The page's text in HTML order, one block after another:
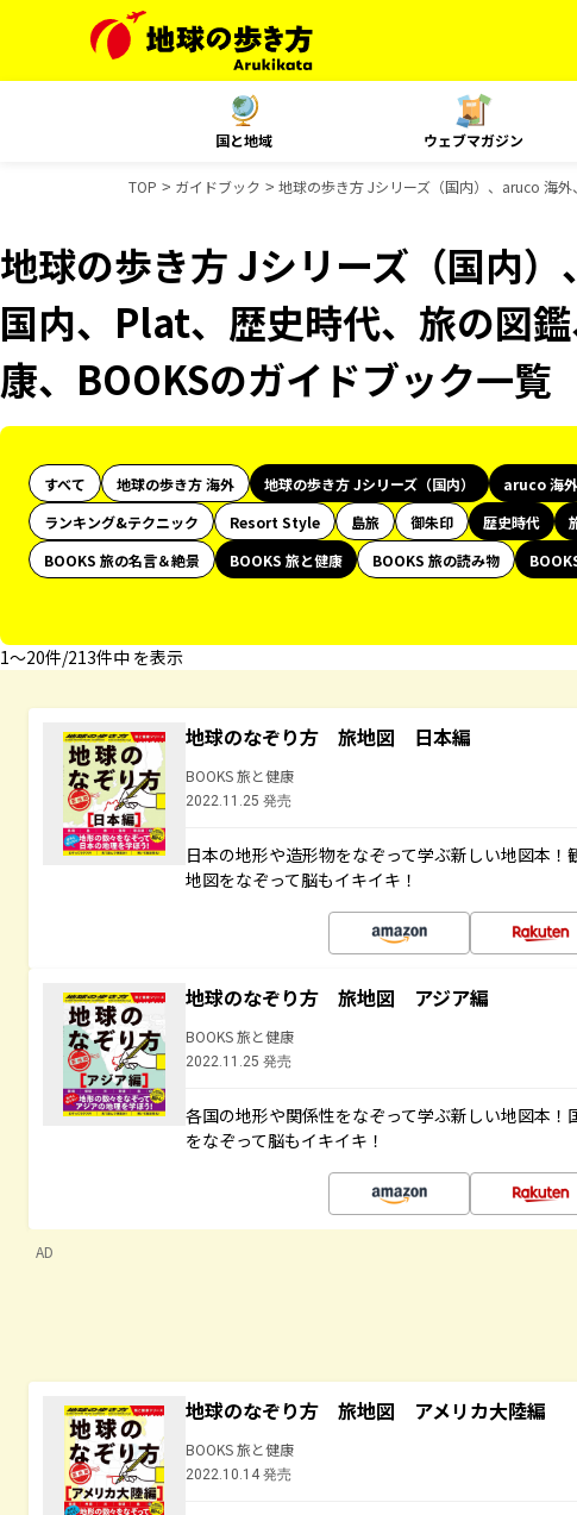
国と地域 ウェブマガジン
TOP ガイドブック 地球の歩き方 Jシリーズ（国内）、aruco 海
地球の歩き方 Jシリーズ（国内
国内、Plat、歴史時代、旅の図
康、BOOKSのガイドブック一覧
すべて 地球の歩き方 海外 地球の歩き方 Jシリーズ（国内） aruco 海外
ランキング&テクニック
Resort Style 島旅 御朱印 歴史時代
BOOKS 旅の名言＆絶景
BOOKS 旅と健康 BOOKS 旅の読み物
1〜20件/213件中 を表示
地球のなぞり方 旅地図 日本編
BOOKS 旅と健康
2022.11.25 発売
日本の地形や造形物をなぞって学ぶ新しい地図本
地図をなぞって脳もイキイキ！
地球のなぞり方 旅地図 アジア編
BOOKS 旅と健康
2022.11.25 発売
各国の地形や関係性をなぞって学ぶ新しい地図本
をなぞって脳もイキイキ！
AD
地球のなぞり方 旅地図 アメリカ大陸編
BOOKS 旅と健康
2022.10.14 発売